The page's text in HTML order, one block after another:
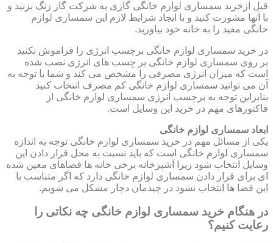
قبل ازخرید سمساری لوازم خانگی گازی به شرکت گاز زنگ بزنید و
با آنها مشورت کنید و با ایجاد شرایط لازم این سمساری لوازم
خانگی مفید را به خانه خود بیاورید.
در خرید سمساری لوازم خانگی برچسب انرژی را فراموش نکنید
بر روی سمساری لوازم خانگی بر چسب های انرژی نصب شده
است که میزان انرژی مصرفی را مشخص می کند و شما با توجه به
آن می توانید سمساری لوازم خانگی کم مصرف انتخاب کنید
بنابراین توجه به برچسب انرژی سمساری لوازم خانگی از
فاکتورهای مهم در خرید این وسایل است.
ابعاد سمساری لوازم خانگی
یکی از مسائل مهم در خرید سمساری لوازم خانگی توجه به اندازه
سمساری لوازم خانگی است که باید نسبت به محل قرار دادن این
وسایل انتخاب شود زیرا آشپزخانه برخی خانه ها فضاهای معین شده
ای برای قرار دادن سمساری لوازم خانگی دارد که اگر متناسب با
این فضا ها انتخاب نشود در چیدمان دچار مشکل می شویم.
در هنگام خرید سمساری لوازم خانگی چه نکاتی را
رعایت کنیم؟